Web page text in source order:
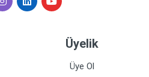
Üyelik
Üye Ol